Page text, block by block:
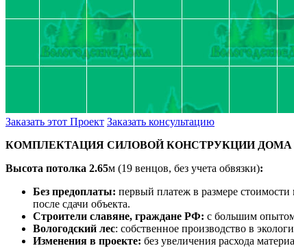
Заказать этот Проект Заказать консультацию
КОМПЛЕКТАЦИЯ СИЛОВОЙ КОНСТРУКЦИИ ДОМА
Высота потолка 2.65м (19 венцов, без учета обвязки):
Без предоплаты: первый платеж в размере стоимости
после сдачи объекта.
Строители славяне, граждане РФ: с большим опытом
Вологодский лес: собственное производство в
Изменения в проекте: без увеличения расхода